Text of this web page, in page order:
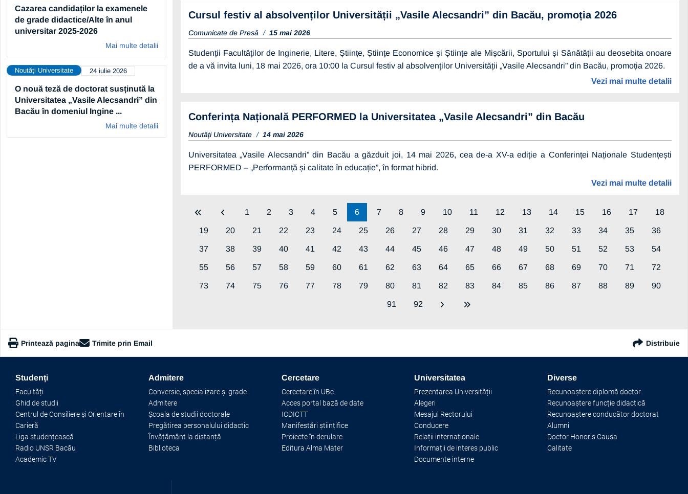
Cazarea candidaților la examenele
de grade didactice/Alte în anul
universitar 2025-2026
Mai multe detalii
O nouă teză de doctorat susținută la
Universitatea „Vasile Alecsandri” din
Bacău în domeniul Ingine ...
Mai multe detalii
Noutăți Universitate 24 iulie 2026
Cursul festiv al absolvenților Universității „Vasile Alecsandri” din Bacău, promoția 2026
Comunicate de Presă 15 mai 2026
Studenții Facultăților de Inginerie, Litere, Științe, Științe Economice și Științe ale Mișcării, Sportului și Sănătății au deosebita onoare
de a vă invita luni, 18 mai 2026, ora 10:00 la Cursul festiv al absolvenților Universității „Vasile Alecsandri” din Bacău, promoția 2026.
Vezi mai multe detalii
Conferința Națională PERFORMED la Universitatea „Vasile Alecsandri” din Bacău
Noutăți Universitate 14 mai 2026
Universitatea „Vasile Alecsandri” din Bacău a găzduit joi, 14 mai 2026, cea de-a XV-a ediție a Conferinței Naționale Studențești
PERFORMED – „Performanță și calitate în educație”, în format hibrid.
Vezi mai multe detalii
1 2 3 4 5 6 7 8 9 10 11 12 13 14 15 16 17 18
19 20 21 22 23 24 25 26 27 28 29 30 31 32 33 34 35 36
37 38 39 40 41 42 43 44 45 46 47 48 49 50 51 52 53 54
55 56 57 58 59 60 61 62 63 64 65 66 67 68 69 70 71 72
73 74 75 76 77 78 79 80 81 82 83 84 85 86 87 88 89 90
91 92
Printează pagina Trimite prin Email Distribuie
https://www.ub.ro/stiri-si-evenimente/toate-noutatile
Copiază link
Studenți
Facultăți
Ghid de studii
Centrul de Consiliere și Orientare în
Carieră
Liga studențească
Radio UNSR Bacău
Academic TV
Admitere
Conversie, specializare și grade
Admitere
Școala de studii doctorale
Pregătirea personalului didactic
Învățământ la distanță
Biblioteca
Cercetare
Cercetare în UBc
Acces portal bază de date
ICDICTT
Manifestări științifice
Proiecte în derulare
Editura Alma Mater
Universitatea
Prezentarea Universității
Alegeri
Mesajul Rectorului
Conducere
Relații internaționale
Informații de interes public
Documente interne
Diverse
Recunoaștere diplomă doctor
Recunoaștere funcție didactică
Recunoaștere conducător doctorat
Alumni
Doctor Honoris Causa
Calitate